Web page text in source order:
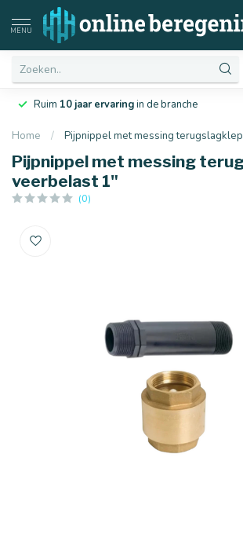
MENU
Laagste prijsgarantievan Nederland
Home / Pijpnippel met messing
Pijpnippel met messing
veerbelast 1"
(0)